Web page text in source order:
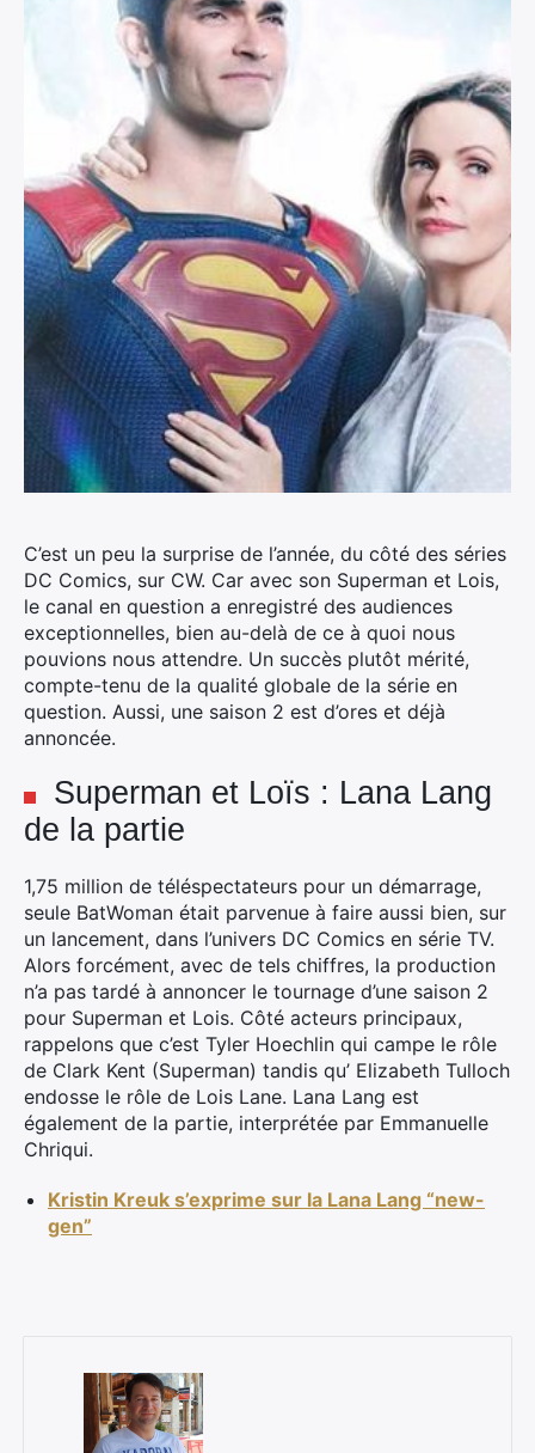
C’est un peu la surprise de l’année, du côté des séries
DC Comics, sur CW. Car avec son Superman et Lois,
le canal en question a enregistré des audiences
exceptionnelles, bien au-delà de ce à quoi nous
pouvions nous attendre. Un succès plutôt mérité,
compte-tenu de la qualité globale de la série en
question. Aussi, une saison 2 est d’ores et déjà
annoncée.
Superman et Loïs : Lana Lang
de la partie
1,75 million de téléspectateurs pour un démarrage,
seule BatWoman était parvenue à faire aussi bien, sur
un lancement, dans l’univers DC Comics en série TV.
Alors forcément, avec de tels chiffres, la production
n’a pas tardé à annoncer le tournage d’une saison 2
pour Superman et Lois. Côté acteurs principaux,
rappelons que c’est Tyler Hoechlin qui campe le rôle
de Clark Kent (Superman) tandis qu’ Elizabeth Tulloch
endosse le rôle de Lois Lane. Lana Lang est
également de la partie, interprétée par Emmanuelle
Chriqui.
Kristin Kreuk s’exprime sur la Lana Lang “new-
gen”